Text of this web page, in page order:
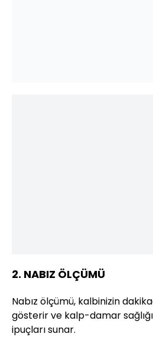
2. NABIZ ÖLÇÜMÜ
Nabız ölçümü, kalbinizin
gösterir ve kalp-damar
ipuçları sunar.